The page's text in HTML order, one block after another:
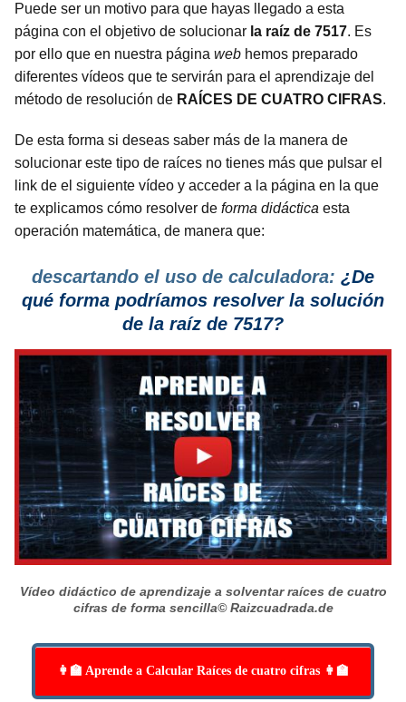
Puede ser un motivo para que hayas llegado a esta
página con el objetivo de solucionar la raíz de 7517. Es
por ello que en nuestra página web hemos preparado
diferentes vídeos que te servirán para el aprendizaje del
método de resolución de RAÍCES DE CUATRO CIFRAS.
De esta forma si deseas saber más de la manera de
solucionar este tipo de raíces no tienes más que pulsar el
link de el siguiente vídeo y acceder a la página en la que
te explicamos cómo resolver de forma didáctica esta
operación matemática, de manera que:
descartando el uso de calculadora: ¿De
qué forma podríamos resolver la solución
de la raíz de 7517?
Vídeo didáctico de aprendizaje a solventar raíces de cuatro
cifras de forma sencilla© Raizcuadrada.de
👩‍🏫 Aprende a Calcular Raíces de cuatro cifras 👩‍🏫